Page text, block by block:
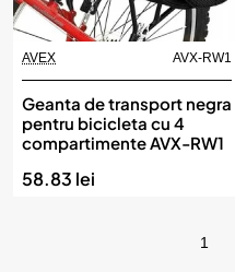
AVEX AVX-RW1
Geanta de transport negra
pentru bicicleta cu 4
compartimente AVX-RW1
58.83 lei
1